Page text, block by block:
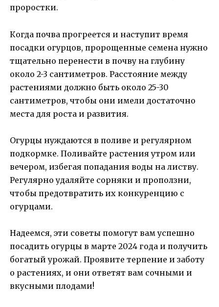
проростки.
Когда почва прогреется и наступит время
посадки огурцов, пророщенные семена нужно
тщательно перенести в почву на глубину
около 2-3 сантиметров. Расстояние между
растениями должно быть около 25-30
сантиметров, чтобы они имели достаточно
места для роста и развития.
Огурцы нуждаются в поливе и регулярном
подкормке. Поливайте растения утром или
вечером, избегая попадания воды на листву.
Регулярно удаляйте сорняки и проползни,
чтобы предотвратить их конкуренцию с
огурцами.
Надеемся, эти советы помогут вам успешно
посадить огурцы в марте 2024 года и получить
богатый урожай. Проявите терпение и заботу
о растениях, и они ответят вам сочными и
вкусными плодами!